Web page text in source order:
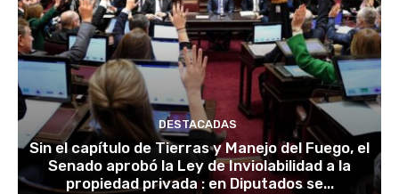
DESTACADAS
Sin el capítulo de Tierras y Manejo del Fuego, el
Senado aprobó la Ley de Inviolabilidad a la
propiedad privada : en Diputados se...